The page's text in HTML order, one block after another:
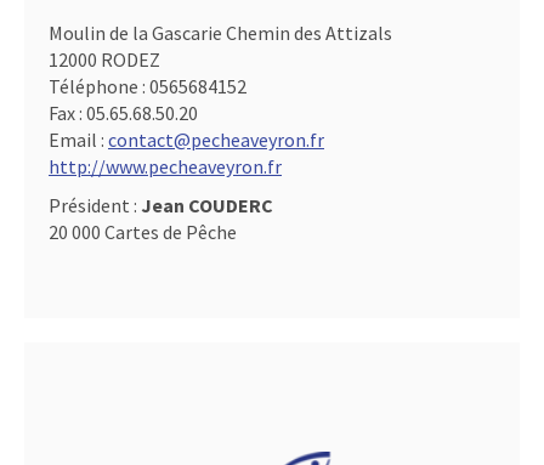
Moulin de la Gascarie Chemin des Attizals
12000 RODEZ
Téléphone : 0565684152
Fax : 05.65.68.50.20
Email : contact@pecheaveyron.fr
http://www.pecheaveyron.fr
Président : Jean COUDERC
20 000 Cartes de Pêche